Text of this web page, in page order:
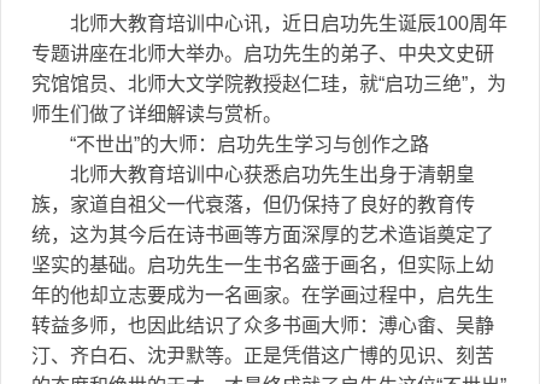
北师大教育培训中心讯，近日启功先生诞辰100周年
专题讲座在北师大举办。启功先生的弟子、中央文史研
究馆馆员、北师大文学院教授赵仁珪，就“启功三绝”，为
师生们做了详细解读与赏析。
“不世出”的大师：启功先生学习与创作之路
北师大教育培训中心获悉启功先生出身于清朝皇
族，家道自祖父一代衰落，但仍保持了良好的教育传
统，这为其今后在诗书画等方面深厚的艺术造诣奠定了
坚实的基础。启功先生一生书名盛于画名，但实际上幼
年的他却立志要成为一名画家。在学画过程中，启先生
转益多师，也因此结识了众多书画大师：溥心畬、吴静
汀、齐白石、沈尹默等。正是凭借这广博的见识、刻苦